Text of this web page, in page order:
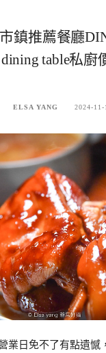
鎮推薦餐廳
table私廚
ELSA YANG 2024-11-
業日免不了有點遺憾